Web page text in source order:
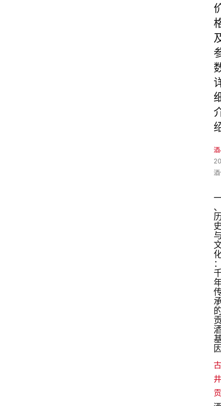
古
井
贡